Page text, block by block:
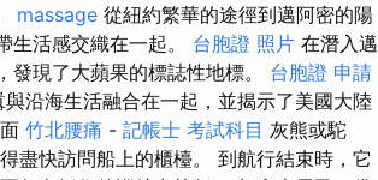
massage 從紐約繁華的途徑到邁阿密的陽
生活感交織在一起。 台胞證 照片 在潛入邁
現了大蘋果的標誌性地標。 台胞證 申請
沿海生活融合在一起，並揭示了美國大陸
竹北腰痛 - 記帳士 考試科目 灰熊或駝
盡快訪問船上的櫃檯。 到航行結束時，它